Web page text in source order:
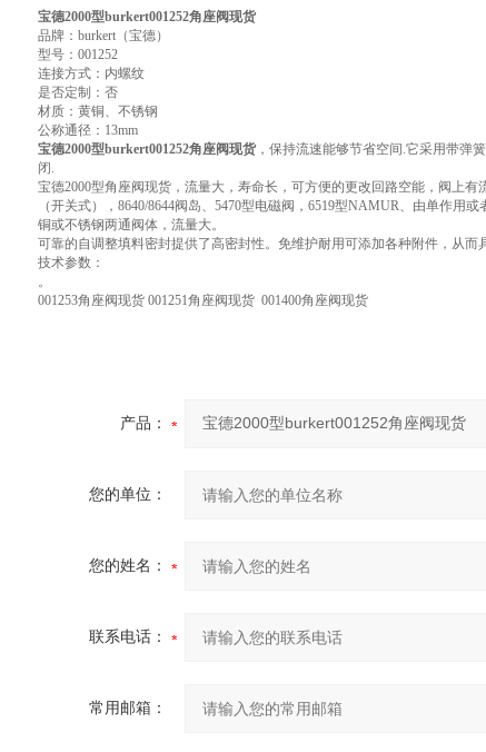
宝德2000型burkert001252角座阀现货
品牌：burkert（宝德）
型号：001252
连接方式：内螺纹
是否定制：否
材质：黄铜、不锈钢
公称通径：13mm
宝德2000型burkert001252角座阀现货， 保持流速能够节省空间 .它采用带弹
闭 .
宝德2000型角座阀现货，流量大，寿命长，可方便的更改回路空能，阀上
（开关式），8640/8644阀岛、5470型电磁阀，6519型NAMUR、由单作
铜或不锈钢两通阀体，流量大。
可靠的自调整填料密封提供了高密封性。免维护耐用可添加各种附件，从
技术参数：
。
001253角座阀现货 001251角座阀现货 001400角座阀现货
产品：
您的单位：
您的姓名：
联系电话：
常用邮箱：